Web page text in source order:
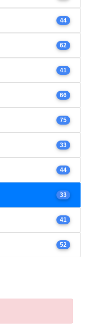
44
62
41
66
75
33
44
33
41
52